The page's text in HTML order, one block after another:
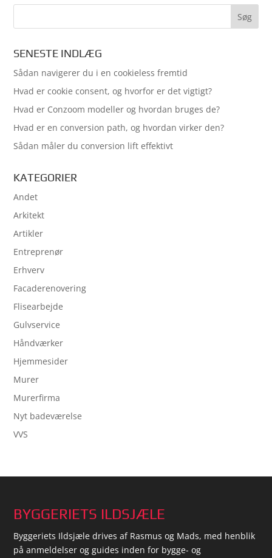
SENESTE INDLÆG
Sådan navigerer du i en cookieless fremtid
Hvad er cookie consent, og hvorfor er det vigtigt?
Hvad er Conzoom modeller og hvordan bruges de?
Hvad er en conversion path, og hvordan virker den?
Sådan måler du conversion lift effektivt
KATEGORIER
Andet
Arkitekt
Artikler
Entreprenør
Erhverv
Facaderenovering
Flisearbejde
Gulvservice
Håndværker
Hjemmesider
Murer
Murerfirma
Nyt badeværelse
VVS
BYGGERIETS ILDSJÆLE
Byggeriets Ildsjæle drives af Rasmus og Mads, med henblik
på anmeldelser og guides inden for bygge- og